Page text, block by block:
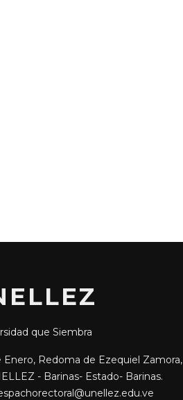
que Siembra
Enero, Redoma de Ezequiel Zamora,
- Barinas- Estado- Barinas.